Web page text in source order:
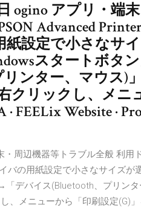
ogino アプリ・端
Advanced
紙設定で小さなサ
スタートボタン
ンター、マウス)
クリックし、メニ
Website ·
周辺機器等トラブル全般 利用
バの用紙設定で小さなサイズが
デバイス(Bluetooth、プリンタ
、メニューから「印刷設定(G)